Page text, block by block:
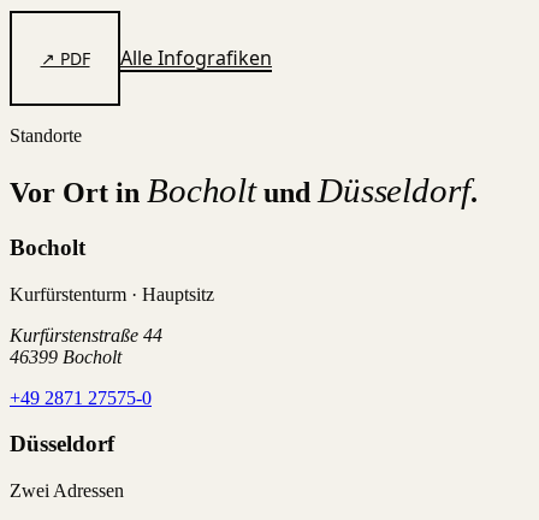
↗ PDF Alle Infografiken
Standorte
Vor Ort in Bocholt und Düsseldorf.
Bocholt
Kurfürstenturm · Hauptsitz
Kurfürstenstraße 44
46399 Bocholt
+49 2871 27575-0
Düsseldorf
Zwei Adressen